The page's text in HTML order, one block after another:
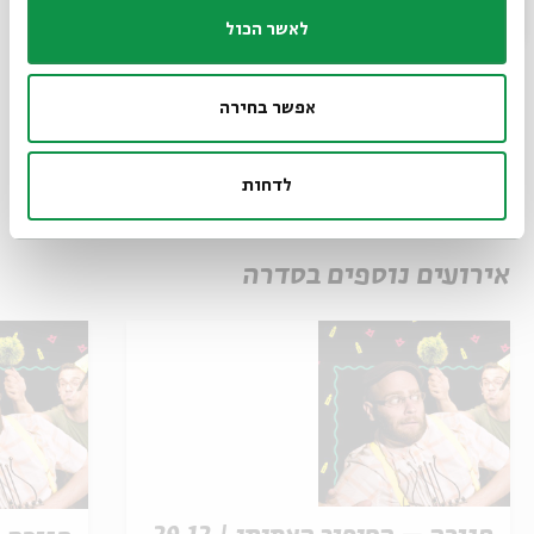
לאשר הכול
אפשר בחירה
לדחות
הוספה ליומן
אירועים נוספים בסדרה